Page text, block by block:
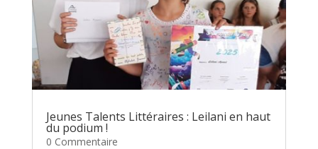
Jeunes Talents Littéraires : Leilani en haut
du podium !
0 Commentaire